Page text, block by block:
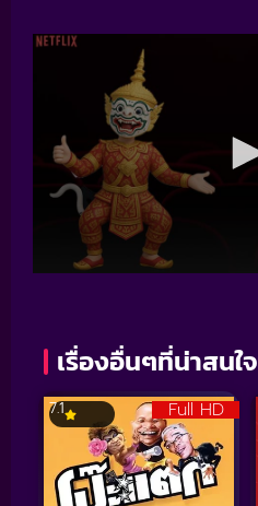
เรื่องอื่นๆที่น่าสนใจ
Full HD
7.1